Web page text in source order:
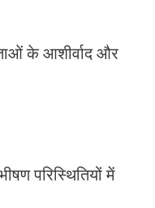
के आशीर्वाद और
परिस्थितियों में